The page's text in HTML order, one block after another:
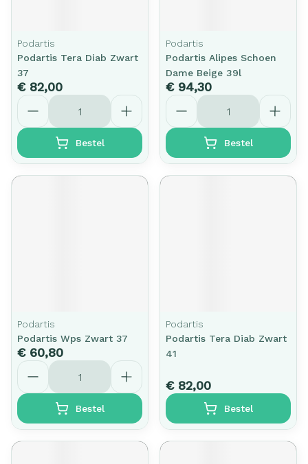
Podartis
Podartis Tera Diab Zwart
37
€ 82,00
Aantal
Bestel
Podartis
Podartis Alipes Schoen
Dame Beige 39l
€ 94,30
Aantal
Bestel
Podartis
Podartis Wps Zwart 37
€ 60,80
Aantal
Bestel
Podartis
Podartis Tera Diab Zwart
41
€ 82,00
Bestel